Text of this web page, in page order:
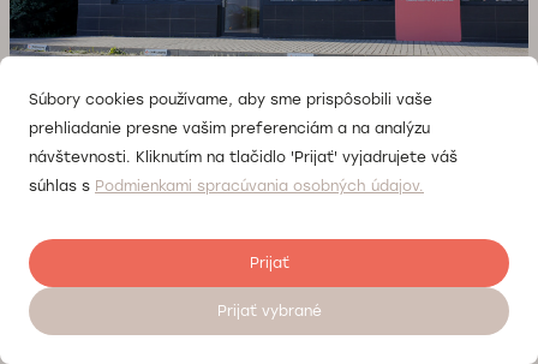
Adresa
Ružinovská 40
0800200000
PO-PIA: 8:00-20:00
SO-NE: 8:00-18:00
Súbory cookies používame, aby sme prispôsobili vaše
prehliadanie presne vašim preferenciám a na analýzu
návštevnosti. Kliknutím na tlačidlo 'Prijať' vyjadrujete váš
súhlas s Podmienkami spracúvania osobných údajov.
Prijať
Prijať vybrané
Objednať sa na vyšetrenie 24/7